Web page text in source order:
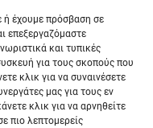
ή έχουμε πρόσβαση σε
επεξεργαζόμαστε
και τυπικές
για τους σκοπούς που
κλικ για να συναινέσετε
μας για τους εν
κλικ για να αρνηθείτε
πιο λεπτομερείς